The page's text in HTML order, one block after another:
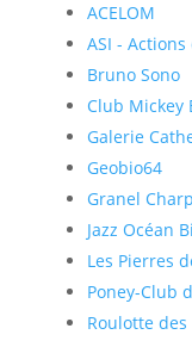
ACELOM
ASI -
Bruno Sono
Club Mickey
Galerie
Geobio64
Granel
Jazz Océan
Les Pierres
Poney-Club
Roulotte des